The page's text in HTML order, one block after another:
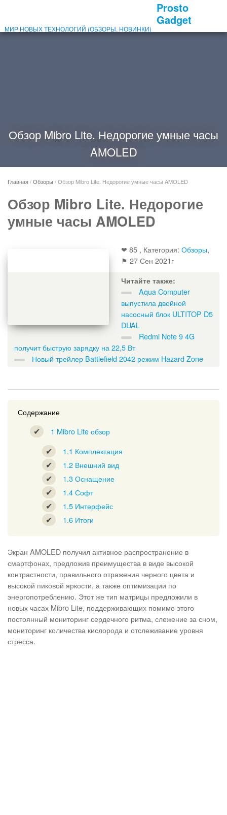
Prosto
Gadget
МИР НОВЫХ ТЕХНОЛОГИЙ (ОБЗОРЫ, НОВИНКИ)
Обзор Mibro Lite. Недорогие умные часы
AMOLED
Главная/Обзоры /Обзор Mibro Lite. Недорогие умные часы AMOLED
Обзор Mibro Lite. Недорогие
умные часы AMOLED
❤ 85 , Категория: Обзоры,
⚑ 27 Сен 2021г
Читайте также:
Aqua Computer
выпустила двойной
насосный блок ULTITOP D5
DUAL
Redmi Note 9 4G
получит быструю зарядку на 22,5 Вт
Новый трейлер Battlefield 2042 режим Hazard Zone
Содержание
1 Mibro Lite обзор
1.1 Комплектация
1.2 Внешний вид
1.3Оснащение
1.4Софт
1.5 Интерфейс
1.6 Итоги
Экран AMOLED получил активное распространение в
смартфонах, предложив преимущества в виде высокой
контрастности, правильного отражения черного цвета и
высокой пиковой яркости, а также оптимизации по
энергопотреблению. Этот же тип матрицы предложили в
новых часах Mibro Lite, поддерживающих помимо этого
постоянный мониторинг сердечного ритма, слежение за сном,
мониторинг количества кислорода и отслеживание уровня
стресса.